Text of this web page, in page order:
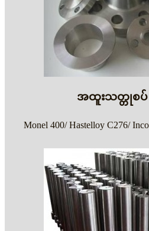
အထူးသတ္တုစပ်
Monel 400/ Hastelloy C276/